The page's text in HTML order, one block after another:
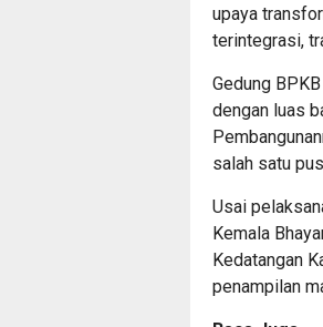
upaya
terintegrasi,
Gedung
dengan luas
salah satu
Usai
Kemala
Kedatangan
penampilan